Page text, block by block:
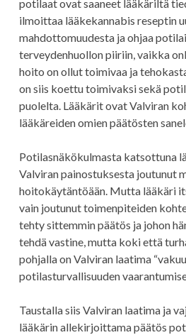
potilaat ovat saaneet lääkäriltä
ilmoittaa lääkekannabis reseptin
mahdottomuudesta ja ohjaa
terveydenhuollon piiriin, vaikka
hoito on ollut toimivaa ja
on siis koettu toimivaksi sekä
puolelta. Lääkärit ovat Valviran
lääkäreiden omien päätösten
Potilasnäkökulmasta katsottuna
Valviran painostuksesta joutunut
hoitokäytäntöään. Mutta lääkäri
vain joutunut toimenpiteiden
tehty sittemmin päätös ja johon
tehdä vastine, mutta koki että
pohjalla on Valviran laatima
potilasturvallisuuden
Taustalla siis Valviran laatima ja
lääkärin allekirjoittama päätös